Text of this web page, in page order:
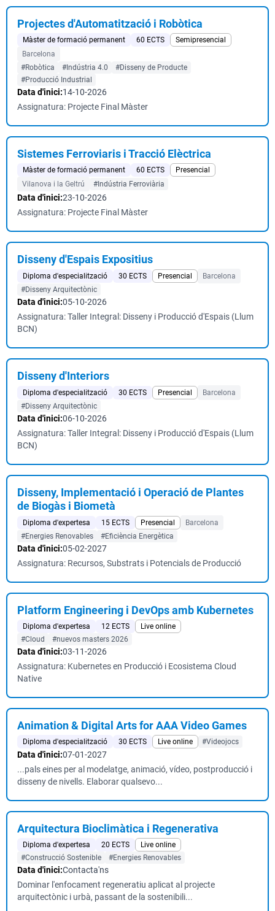
Projectes d'Automatització i Robòtica
Màster de formació permanent 60 ECTS
Semipresencial
Barcelona
#Robòtica
#Indústria 4.0
#Disseny de Producte
#Producció Industrial
Data d'inici:14-10-2026
Assignatura: Projecte Final Màster
Sistemes Ferroviaris i Tracció Elèctrica
Màster de formació permanent 60 ECTS
Presencial
Vilanova i la Geltrú
#Indústria Ferroviària
Data d'inici:23-10-2026
Assignatura: Projecte Final Màster
Disseny d'Espais Expositius
Diploma d'especialització 30 ECTS Presencial
Barcelona
#Disseny Arquitectònic
Data d'inici:05-10-2026
Assignatura: Taller Integral: Disseny i Producció d'Espais (Llum
BCN)
Disseny d'Interiors
Diploma d'especialització 30 ECTS Presencial
Barcelona
#Disseny Arquitectònic
Data d'inici:06-10-2026
Assignatura: Taller Integral: Disseny i Producció d'Espais (Llum
BCN)
Disseny, Implementació i Operació de Plantes
de Biogàs i Biometà
Diploma d'expertesa 15 ECTS Presencial
Barcelona
#Energies Renovables
#Eficiència Energètica
Data d'inici:05-02-2027
Assignatura: Recursos, Substrats i Potencials de Producció
Platform Engineering i DevOps amb Kubernetes
Diploma d'expertesa 12 ECTS
Live online
#Cloud
#nuevos masters 2026
Data d'inici:03-11-2026
Assignatura: Kubernetes en Producció i Ecosistema Cloud
Native
Animation & Digital Arts for AAA Video Games
Diploma d'especialització 30 ECTS Live online #Videojocs
Data d'inici:07-01-2027
...pals eines per al modelatge, animació, vídeo, postproducció i
disseny de nivells. Elaborar qualsevo...
Arquitectura Bioclimàtica i Regenerativa
Diploma d'expertesa 20 ECTS
Live online
#Construcció Sostenible
#Energies Renovables
Data d'inici:Contacta'ns
Dominar l'enfocament regeneratiu aplicat al projecte
arquitectònic i urbà, passant de la sostenibili...